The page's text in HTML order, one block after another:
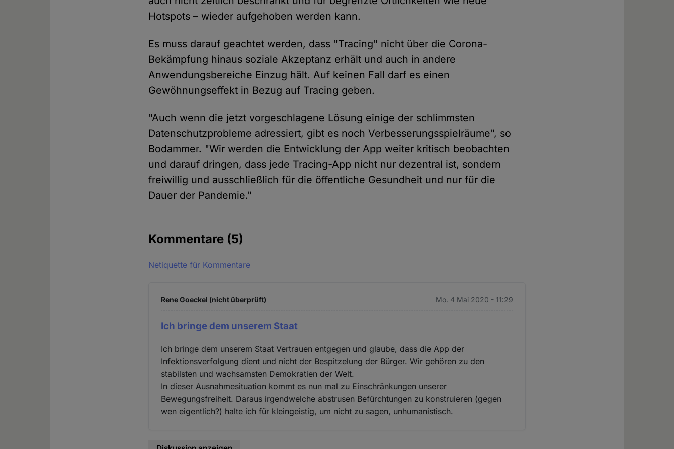
Hotspots – wieder aufgehoben werden kann.
Es muss darauf geachtet werden, dass "Tracing" nicht über die Corona-
Bekämpfung hinaus soziale Akzeptanz erhält und auch in andere
Anwendungsbereiche Einzug hält. Auf keinen Fall darf es einen
Gewöhnungseffekt in Bezug auf Tracing geben.
"Auch wenn die jetzt vorgeschlagene Lösung einige der schlimmsten
Datenschutzprobleme adressiert, gibt es noch Verbesserungsspielräume", so
Bodammer. "Wir werden die Entwicklung der App weiter kritisch beobachten
und darauf dringen, dass jede Tracing-App nicht nur dezentral ist, sondern
freiwillig und ausschließlich für die öffentliche Gesundheit und nur für die
Dauer der Pandemie."
Kommentare (5)
Netiquette für Kommentare
Rene Goeckel (nicht überprüft) Mo. 4 Mai 2020 - 11:29
Ich bringe dem unserem Staat
Ich bringe dem unserem Staat Vertrauen entgegen und glaube, dass die App der
Infektionsverfolgung dient und nicht der Bespitzelung der Bürger. Wir gehören zu den
stabilsten und wachsamsten Demokratien der Welt.
In dieser Ausnahmesituation kommt es nun mal zu Einschränkungen unserer
Bewegungsfreiheit. Daraus irgendwelche abstrusen Befürchtungen zu konstruieren (gegen
wen eigentlich?) halte ich für kleingeistig, um nicht zu sagen, unhumanistisch.